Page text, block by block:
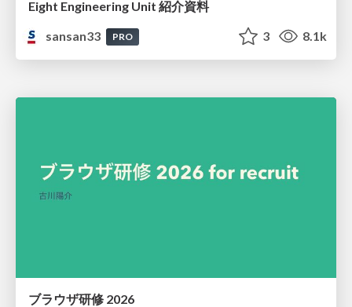
Eight Engineering Unit 紹介資料
sansan33
PRO 3 8.1k
ブラウザ研修 2026